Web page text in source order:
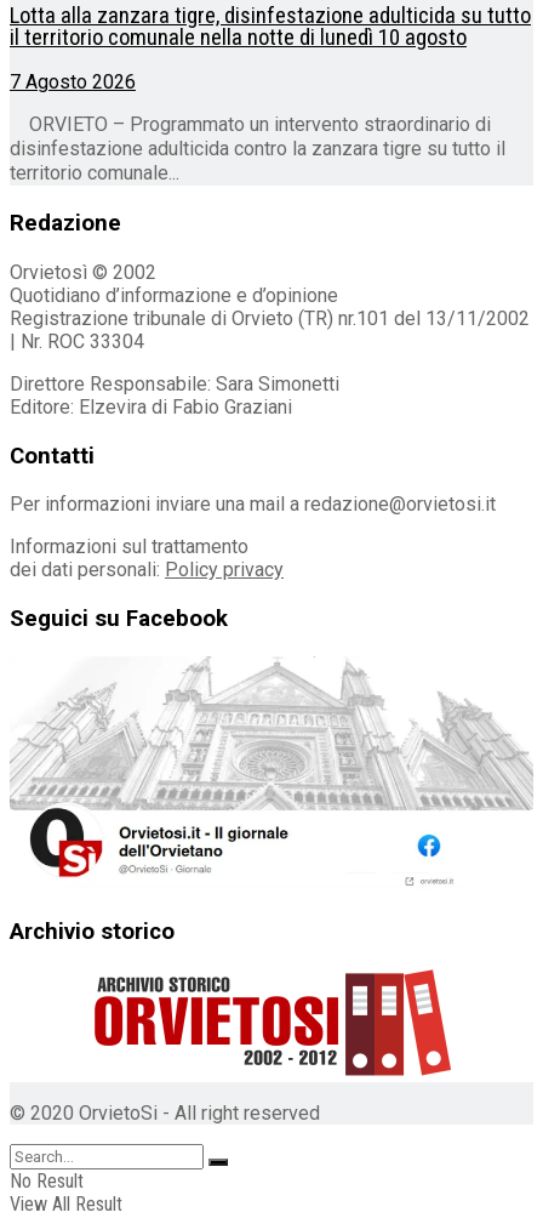
Lotta alla zanzara tigre, disinfestazione adulticida su tutto
il territorio comunale nella notte di lunedì 10 agosto
7 Agosto 2026
ORVIETO – Programmato un intervento straordinario di
disinfestazione adulticida contro la zanzara tigre su tutto il
territorio comunale...
Redazione
Orvietosì © 2002
Quotidiano d’informazione e d’opinione
Registrazione tribunale di Orvieto (TR) nr.101 del 13/11/2002
| Nr. ROC 33304
Direttore Responsabile: Sara Simonetti
Editore: Elzevira di Fabio Graziani
Contatti
Per informazioni inviare una mail a redazione@orvietosi.it
Informazioni sul trattamento
dei dati personali: Policy privacy
Seguici su Facebook
Archivio storico
© 2020 OrvietoSi - All right reserved
No Result
View All Result